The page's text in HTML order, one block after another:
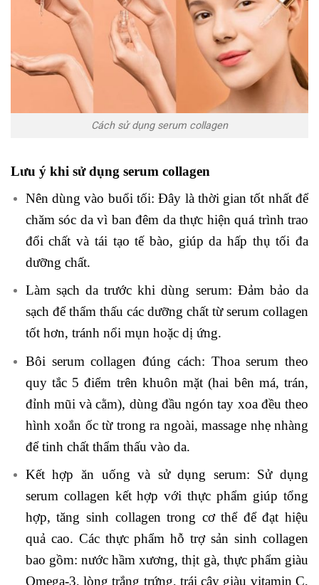
Cách sử dụng serum collagen
Lưu ý khi sử dụng serum collagen
Nên dùng vào buổi tối: Đây là thời gian tốt nhất để
chăm sóc da vì ban đêm da thực hiện quá trình trao
đổi chất và tái tạo tế bào, giúp da hấp thụ tối đa
dưỡng chất.
Làm sạch da trước khi dùng serum: Đảm bảo da
sạch để thẩm thấu các dưỡng chất từ serum collagen
tốt hơn, tránh nổi mụn hoặc dị ứng.
Bôi serum collagen đúng cách: Thoa serum theo
quy tắc 5 điểm trên khuôn mặt (hai bên má, trán,
đỉnh mũi và cằm), dùng đầu ngón tay xoa đều theo
hình xoắn ốc từ trong ra ngoài, massage nhẹ nhàng
để tinh chất thẩm thấu vào da.
Kết hợp ăn uống và sử dụng serum: Sử dụng
serum collagen kết hợp với thực phẩm giúp tổng
hợp, tăng sinh collagen trong cơ thể để đạt hiệu
quả cao. Các thực phẩm hỗ trợ sản sinh collagen
bao gồm: nước hầm xương, thịt gà, thực phẩm giàu
Omega-3, lòng trắng trứng, trái cây giàu vitamin C,